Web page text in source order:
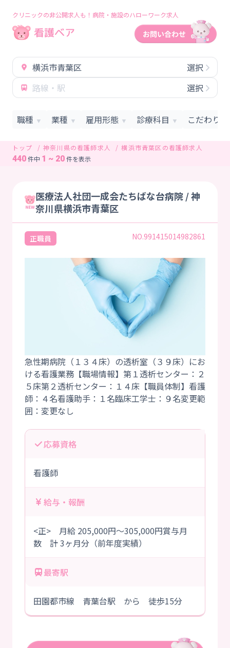
クリニックの非公開求人も！病院・施設のハローワーク求人
横浜市青葉区
選択
路線・駅
選択
職種 ▼ 業種 ▼ 雇用形態 ▼ 診療科目 ▼ こだわり
トップ 神奈川県の看護師求人 横浜市青葉区の看護師求人
440件中 1 ~ 20件を表示
医療法人社団一成会たちばな台病院 / 神
奈川県横浜市青葉区
正職員 NO.991415014982861
急性期病院（１３４床）の透析室（３９床）にお
ける看護業務【職場情報】第１透析センター：２
５床第２透析センター：１４床【職員体制】看護
師：４名看護助手：１名臨床工学士：９名変更範
応募資格
看護師
給与・報酬
<正> 月給 205,000円～305,000円賞与月
数 計 3ヶ月分（前年度実績）
最寄駅
田園都市線 青葉台駅 から 徒歩15分